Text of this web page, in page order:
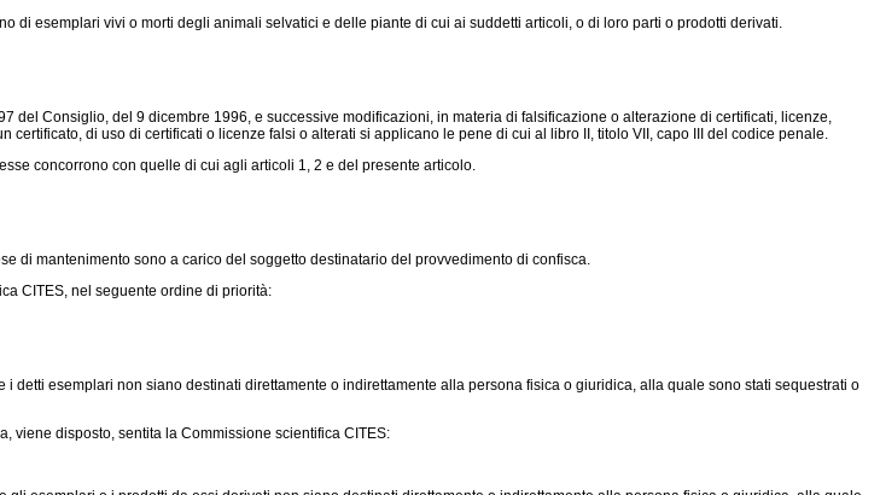
esemplari vivi o morti degli animali selvatici e delle piante di cui ai suddetti articoli, o di loro parti o prodotti derivati.
del Consiglio, del 9 dicembre 1996, e successive modificazioni, in materia di falsificazione o alterazione di certificati, licenze,
di uso di certificati o licenze falsi o alterati si applicano le pene di cui al libro II, titolo VII, capo III del codice penale.
concorrono con quelle di cui agli articoli 1, 2 e del presente articolo.
mantenimento sono a carico del soggetto destinatario del provvedimento di confisca.
CITES, nel seguente ordine di priorità:
esemplari non siano destinati direttamente o indirettamente alla persona fisica o giuridica, alla quale sono stati sequestrati o
viene disposto, sentita la Commissione scientifica CITES: